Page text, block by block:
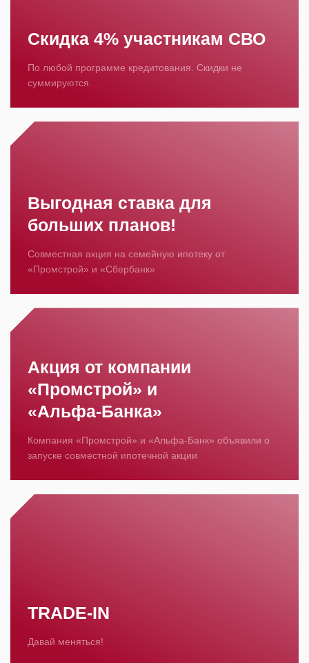
Скидка 4% участникам СВО
По любой программе кредитования. Скидки не
суммируются.
Выгодная ставка для
больших планов!
Совместная акция на семейную ипотеку от
«Промстрой» и «Сбербанк»
Акция от компании
«Промстрой» и
«Альфа‑Банка»
Компания «Промстрой» и «Альфа‑Банк» объявили о
запуске совместной ипотечной акции
TRADE-IN
Давай меняться!